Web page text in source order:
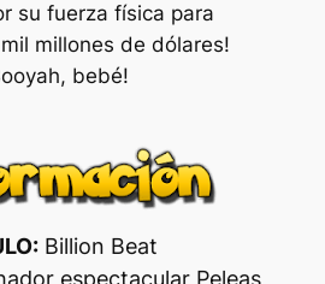
su fuerza física para
millones de dólares!
bebé!
Billion Beat
espectacular Peleas